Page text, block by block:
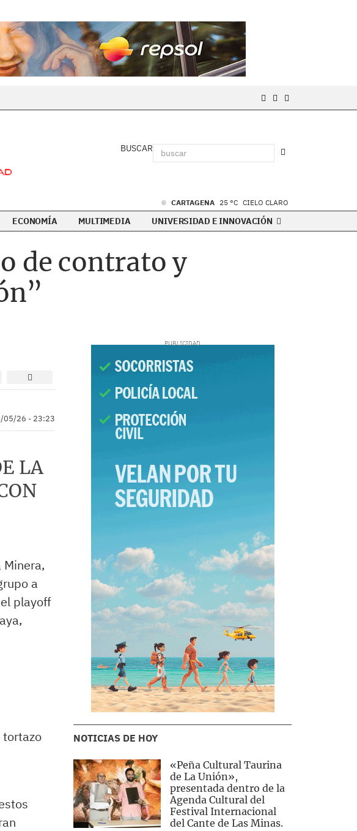
BUSCAR
CARTAGENA 25 °C CIELO CLARO
ECONOMÍA MULTIMEDIA UNIVERSIDAD E INNOVACIÓN
de contrato y
05/26 - 23:23
LA
a
playoff
tortazo
NOTICIAS DE HOY
«Peña Cultural Taurina
de La Unión»,
presentada dentro de la
Agenda Cultural del
Festival Internacional
del Cante de Las Minas.